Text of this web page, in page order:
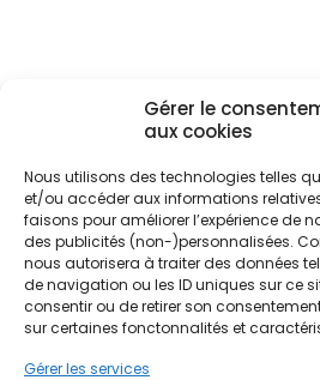
Gérer le
aux cookies
Nous utilisons des technologies telles
et/ou accéder aux informations
faisons pour améliorer l’expérience de
des publicités (non-)personnalisées.
nous autorisera à traiter des données
de navigation ou les ID uniques sur ce
consentir ou de retirer son
sur certaines fonctonnalités et
Gérer les services
Le chauffe-eau
comme la solution idéale pour
besoins des foyers rémois,
quartiers historiques ou dans
récentes comme la Croix-
Cette technologie permet de
ressources naturelles
notamment l'air ambiant, pour
chaude sanitaire de manière
habitants de la Marne,
Ne passez pas à
aides !
Faites vite, les
MaPrimeRénov'
limités. Les dossiers